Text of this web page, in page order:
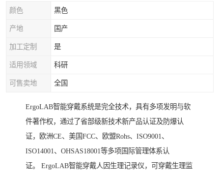
颜色 黑色
产地 国产
加工定制 是
适用领域 科研
可售卖地 全国
ErgoLAB智能穿戴系统是完全技术，具有多项发明与软
件著作权，通过了省部级新技术新产品认证及防爆认
证，欧洲CE、美国FCC、欧盟Rohs、ISO9001、
ISO14001、OHSAS18001等多项国际管理体系认
证。 ErgoLAB智能穿戴人因生理记录仪，可穿戴生理监